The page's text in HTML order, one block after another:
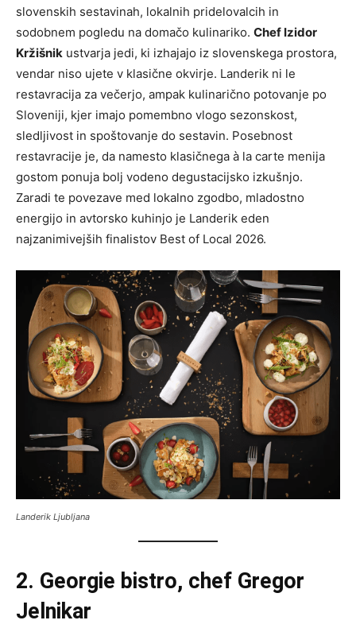
slovenskih sestavinah, lokalnih pridelovalcih in
sodobnem pogledu na domačo kulinariko. Chef Izidor
Kržišnik ustvarja jedi, ki izhajajo iz slovenskega prostora,
vendar niso ujete v klasične okvirje. Landerik ni le
restavracija za večerjo, ampak kulinarično potovanje po
Sloveniji, kjer imajo pomembno vlogo sezonskost,
sledljivost in spoštovanje do sestavin. Posebnost
restavracije je, da namesto klasičnega à la carte menija
gostom ponuja bolj vodeno degustacijsko izkušnjo.
Zaradi te povezave med lokalno zgodbo, mladostno
energijo in avtorsko kuhinjo je Landerik eden
najzanimivejših finalistov Best of Local 2026.
Landerik Ljubljana
2. Georgie bistro, chef Gregor
Jelnikar